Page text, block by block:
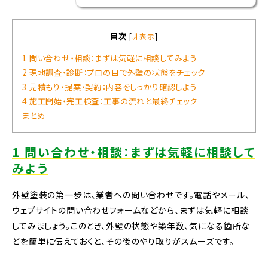
目次 [非表示]
1 問い合わせ・相談：まずは気軽に相談してみよう
2 現地調査・診断：プロの目で外壁の状態をチェック
3 見積もり・提案・契約：内容をしっかり確認しよう
4 施工開始・完工検査：工事の流れと最終チェック
まとめ
1 問い合わせ・相談：まずは気軽に相談して
みよう
外壁塗装の第一歩は、業者への問い合わせです。電話やメール、
ウェブサイトの問い合わせフォームなどから、まずは気軽に相談
してみましょう。このとき、外壁の状態や築年数、気になる箇所な
どを簡単に伝えておくと、その後のやり取りがスムーズです。